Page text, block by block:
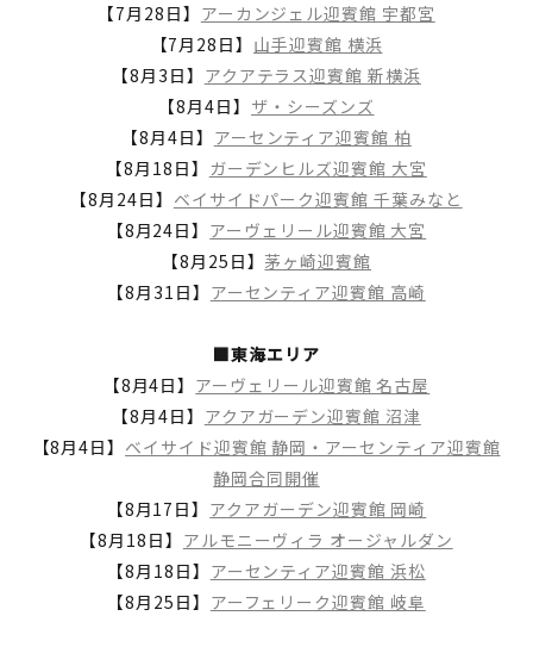
【7月28日】 アーカンジェル迎賓館 宇都宮
【7月28日】 山手迎賓館 横浜
【8月3日】 アクアテラス迎賓館 新横浜
【8月4日】 ザ・シーズンズ
【8月4日】 アーセンティア迎賓館 柏
【8月18日】 ガーデンヒルズ迎賓館 大宮
【8月24日】 ベイサイドパーク迎賓館 千葉みなと
【8月24日】 アーヴェリール迎賓館 大宮
【8月25日】 茅ヶ崎迎賓館
【8月31日】 アーセンティア迎賓館 高崎
■東海エリア
【8月4日】 アーヴェリール迎賓館 名古屋
【8月4日】 アクアガーデン迎賓館 沼津
【8月4日】 ベイサイド迎賓館 静岡・アーセンティア迎賓館
静岡合同開催
【8月17日】 アクアガーデン迎賓館 岡崎
【8月18日】 アルモニーヴィラ オージャルダン
【8月18日】 アーセンティア迎賓館 浜松
【8月25日】 アーフェリーク迎賓館 岐阜